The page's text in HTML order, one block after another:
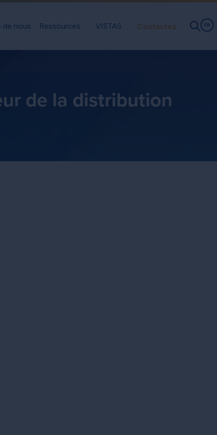
FR
de nous Ressources VISTAS Contactez
de la distribution